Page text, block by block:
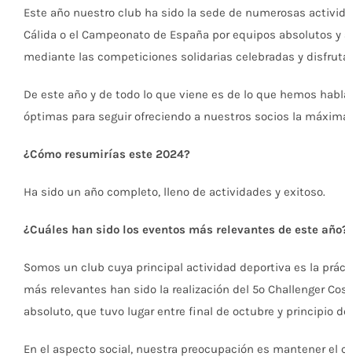
Este año nuestro club ha sido la sede de numerosas
Cálida o el Campeonato de España por equipos
mediante las competiciones solidarias celebradas y
De este año y de todo lo que viene es de lo que hemos
óptimas para seguir ofreciendo a nuestros socios la
¿Cómo resumirías este 2024?
Ha sido un año completo, lleno de actividades y exitoso.
¿Cuáles han sido los eventos más relevantes de este
Somos un club cuya principal actividad deportiva es la
más relevantes han sido la realización del 5º Challenger
absoluto, que tuvo lugar entre final de octubre y principio
En el aspecto social, nuestra preocupación es mantener